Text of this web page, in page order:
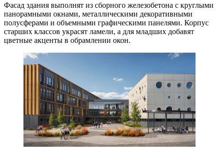
Фасад здания выполнят из сборного железобетона с круглыми
панорамными окнами, металлическими декоративными
полусферами и объемными графическими панелями. Корпус
старших классов украсят ламели, а для младших добавят
цветные акценты в обрамлении окон.